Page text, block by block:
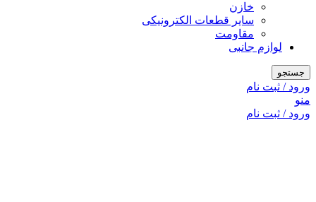
خازن
سایر قطعات الکترونیکی
مقاومت
لوازم جانبی
جستجو
ورود / ثبت نام
منو
ورود / ثبت نام